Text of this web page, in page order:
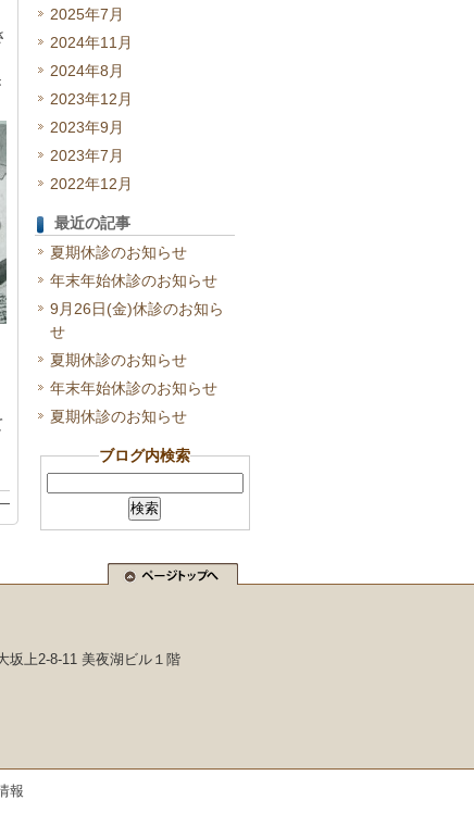
2025年7月
2024年11月
2024年8月
2023年12月
2023年9月
2023年7月
2022年12月
最近の記事
夏期休診のお知らせ
年末年始休診のお知らせ
9月26日(金)休診のお知ら
せ
夏期休診のお知らせ
年末年始休診のお知らせ
夏期休診のお知らせ
ブログ内検索
上2-8-11 美夜湖ビル１階
報